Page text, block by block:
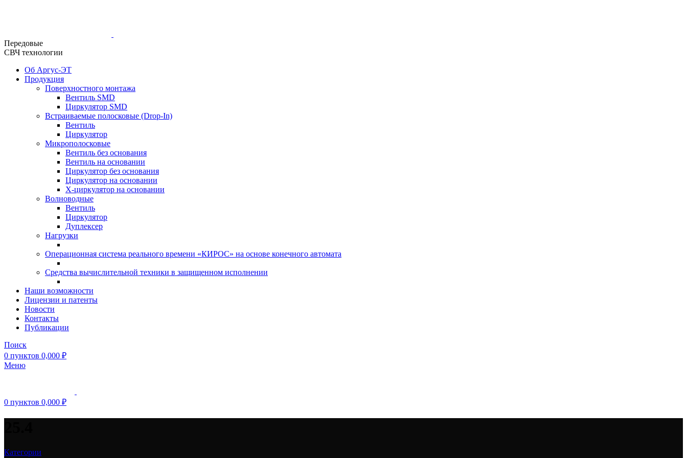
Передовые
СВЧ технологии
Об Аргус-ЭТ
Продукция
Поверхностного монтажа
Вентиль SMD
Циркулятор SMD
Встраиваемые полосковые (Drop-In)
Вентиль
Циркулятор
Микрополосковые
Вентиль без основания
Вентиль на основании
Циркулятор без основания
Циркулятор на основании
Х-циркулятор на основании
Волноводные
Вентиль
Циркулятор
Дуплексер
Нагрузки
Операционная система реального времени «КИРОС» на основе конечного автомата
Средства вычислительной техники в защищенном исполнении
Наши возможности
Лицензии и патенты
Новости
Контакты
Публикации
Поиск
0 пунктов 0,000 ₽
Меню
0 пунктов 0,000 ₽
Категории